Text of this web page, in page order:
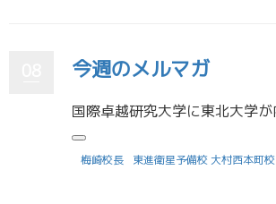
今週のメルマガ
梅崎校長 東進衛星予備校 大村西本町校